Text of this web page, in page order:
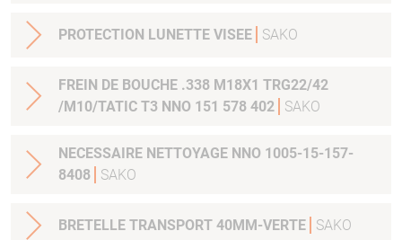
PROTECTION LUNETTE VISEE SAKO
FREIN DE BOUCHE .338 M18X1 TRG22/42
/M10/TATIC T3 NNO 151 578 402
SAKO
NECESSAIRE NETTOYAGE NNO 1005-15-157-
8408
SAKO
BRETELLE TRANSPORT 40MM-VERTE SAKO